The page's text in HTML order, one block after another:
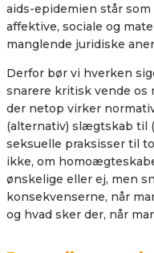
aids-epidemien står
affektive, sociale og
manglende juridiske
Derfor bør vi hverken
snarere kritisk vende
der netop virker
(alternativ) slægtskab til
seksuelle praksisser til
ikke, om
ønskelige eller ej, men
konsekvenserne, når
og hvad sker der, når